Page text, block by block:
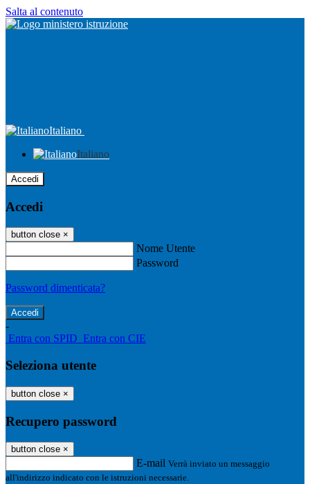
Salta al contenuto
Italiano
Italiano
Accedi
Accedi
button close ×
Nome Utente
Password
Password dimenticata?
-
Entra con SPID Entra con CIE
Seleziona utente
button close ×
Recupero password
button close ×
E-mail Verrà inviato un messaggio
all'indirizzo indicato con le istruzioni necessarie.